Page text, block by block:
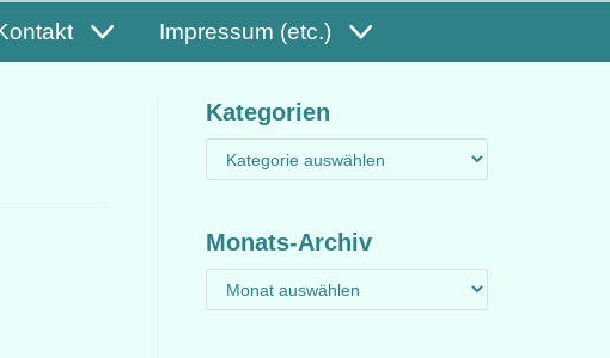
Impressum (etc.)
Kategorien
Monats-Archiv